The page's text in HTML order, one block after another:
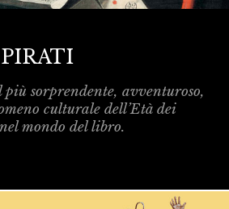
sorprendente, avventuroso,
culturale dell’Età dei
mondo del libro.